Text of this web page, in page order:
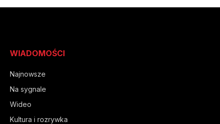
WIADOMOŚCI
Najnowsze
Na sygnale
Wideo
Kultura i rozrywka